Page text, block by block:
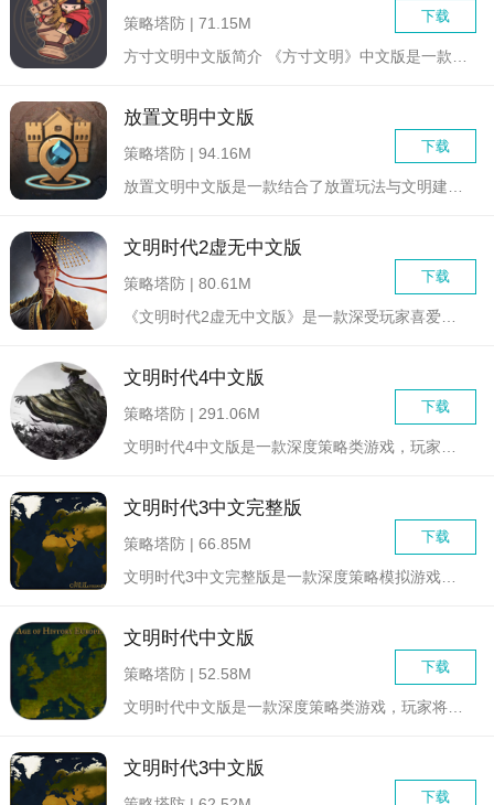
下载
策略塔防 | 71.15M
放置文明中文版
下载
策略塔防 | 94.16M
文明时代2虚无中文版
下载
策略塔防 | 80.61M
文明时代4中文版
下载
策略塔防 | 291.06M
文明时代3中文完整版
下载
策略塔防 | 66.85M
文明时代中文版
下载
策略塔防 | 52.58M
文明时代3中文版
下载